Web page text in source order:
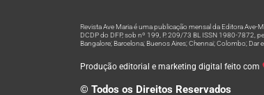
Revista Ave Maria é uma publicação mensal da Editora
DCDP do DFP, sob nº 199, P. 209/73 BL ISSN 1980-7872,
Bangalore; Barcelona; Buenos Aires; Chennai; Colombo; Dar
Produção editorial e marketing digital feito com
© Todos os Direitos Reservados